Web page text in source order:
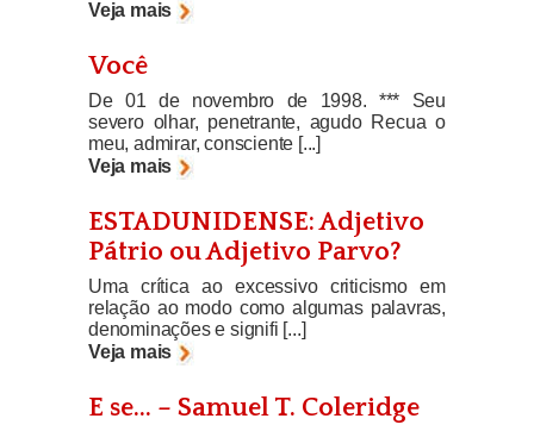
Veja mais
Você
De 01 de novembro de 1998. *** Seu
severo olhar, penetrante, agudo Recua o
meu, admirar, consciente [...]
Veja mais
ESTADUNIDENSE: Adjetivo
Pátrio ou Adjetivo Parvo?
Uma crítica ao excessivo criticismo em
relação ao modo como algumas palavras,
denominações e signifi [...]
Veja mais
E se… – Samuel T. Coleridge